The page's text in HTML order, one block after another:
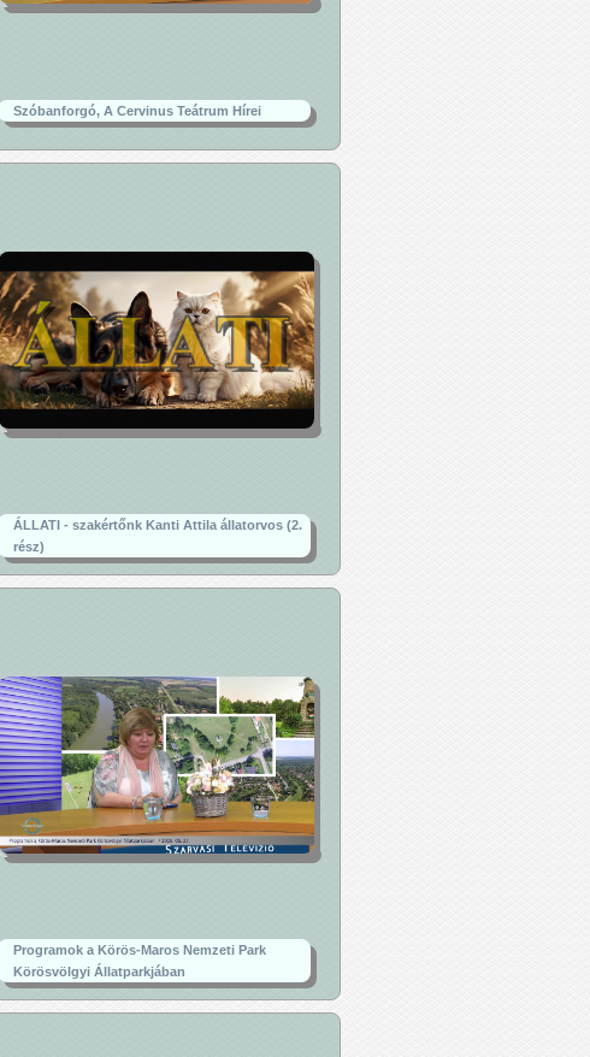
Szóbanforgó, A Cervinus Teátrum Hírei
ÁLLATI - szakértőnk Kanti Attila állatorvos (2.
rész)
Programok a Körös-Maros Nemzeti Park
Körösvölgyi Állatparkjában